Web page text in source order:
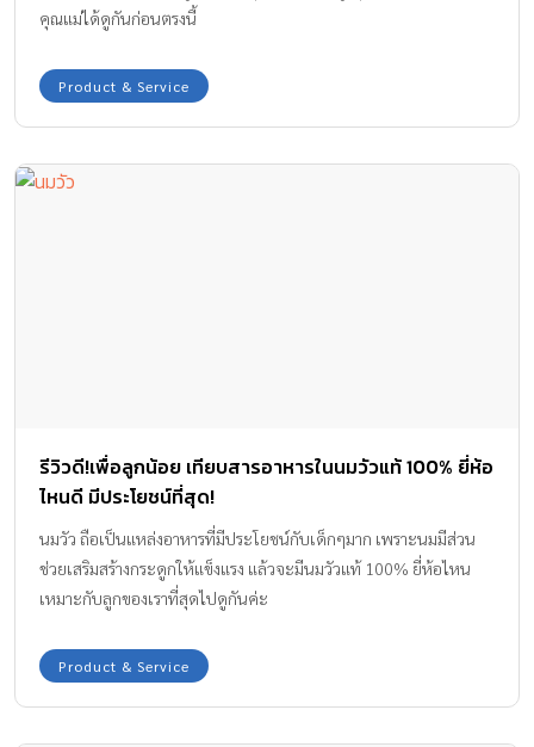
คุณแม่ได้ดูกันก่อนตรงนี้
Product & Service
รีวิวดี!เพื่อลูกน้อย เทียบสารอาหารในนมวัวแท้ 100% ยี่ห้อ
ไหนดี มีประโยชน์ที่สุด!
นมวัว ถือเป็นแหล่งอาหารที่มีประโยชน์กับเด็กๆมาก เพราะนมมีส่วน
ช่วยเสริมสร้างกระดูกให้แข็งแรง แล้วจะมีนมวัวแท้ 100% ยี่ห้อไหน
เหมาะกับลูกของเราที่สุดไปดูกันค่ะ
Product & Service